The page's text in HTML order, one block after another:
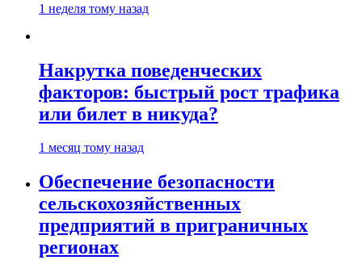
1 неделя тому назад
Накрутка поведенческих
факторов: быстрый рост трафика
или билет в никуда?
1 месяц тому назад
Обеспечение безопасности
сельскохозяйственных
предприятий в приграничных
регионах